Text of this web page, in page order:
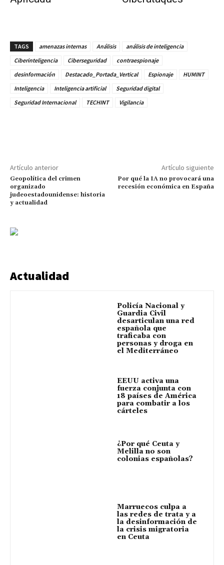
TAGS amenazas internas Análisis
análisis de inteligencia
Ciberinteligencia
Ciberseguridad
contraespionaje
desinformación
Destacado_Portada_Vertical Espionaje
HUMINT
Inteligencia
Inteligencia artificial
Seguridad digital
Seguridad Internacional
TECHINT Vigilancia
Artículo anterior
Geopolítica del crimen
organizado
judeoestadounidense: historia
y actualidad
Artículo siguiente
Por qué la IA no provocará una
recesión económica en España
Actualidad
Policía Nacional y
Guardia Civil
desarticulan una red
española que
traficaba con
personas y droga en
el Mediterráneo
EEUU activa una
fuerza conjunta con
18 países de América
para combatir a los
cárteles
¿Por qué Ceuta y
Melilla no son
colonias españolas?
Marruecos culpa a
las redes de trata y a
la desinformación de
la crisis migratoria
en Ceuta